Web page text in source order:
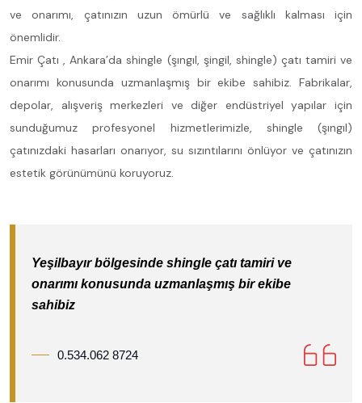
ve onarımı, çatınızın uzun ömürlü ve sağlıklı kalması için
önemlidir.
Emir Çatı , Ankara’da shingle (şıngıl, şingil, shingle) çatı tamiri ve
onarımı konusunda uzmanlaşmış bir ekibe sahibiz. Fabrikalar,
depolar, alışveriş merkezleri ve diğer endüstriyel yapılar için
sunduğumuz profesyonel hizmetlerimizle, shingle (şıngıl)
çatınızdaki hasarları onarıyor, su sızıntılarını önlüyor ve çatınızın
estetik görünümünü koruyoruz.
Yeşilbayır bölgesinde shingle çatı tamiri ve
onarımı konusunda uzmanlaşmış bir ekibe
sahibiz
0.534.062 8724